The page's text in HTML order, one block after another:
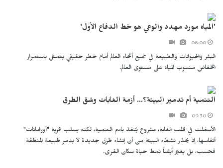
'المياه مورد مهدد والوعي هو خط الدفاع الأول'
البشر والحيوانات والطبيعة في جميع أنحاء العالم أمام خطر حقيقي يتمثل باستمرار
انخفاض منسوب المياه على مستوى العالم.
التنمية أم تدمير البيئة؟... أزمة الغابات وشق الطرق
الأسفلت في قلب الغابة، مشروع يُنفذ باسم التنمية، لكنه يسلب قرية "أورامانات"
أنفاسها، إذ يحذر نشطاء البيئة من أن إنشاء طرق جديدة لا يدمر طبيعة المنطقة
فحسب، بل يغيّر أيضاً نمط حياة سكان القرى.